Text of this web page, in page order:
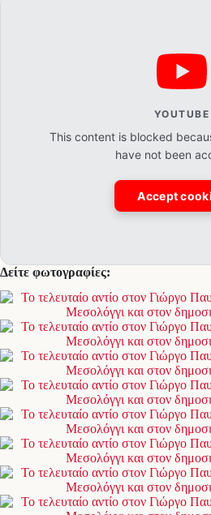
YOUTUBE
This content is blocked
have not been
Accept
Δείτε φωτογραφίες: